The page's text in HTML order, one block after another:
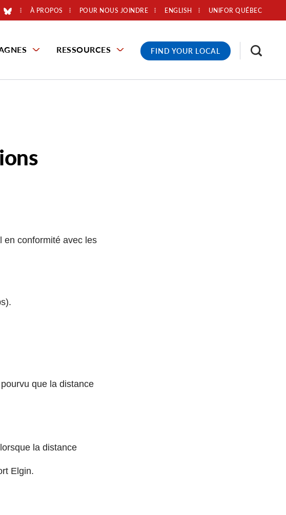
À PROPOS POUR NOUS JOINDRE UNIFOR QUÉBEC
ENGLISH
RESSOURCES FIND YOUR LOCAL
en conformité avec les
que la distance
la distance
Elgin.